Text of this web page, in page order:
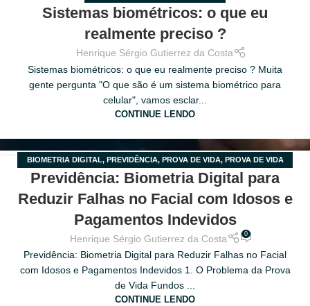
Sistemas biométricos: o que eu
realmente preciso ?
Henrique Sérgio Gutierrez da Costa
Sistemas biométricos: o que eu realmente preciso ? Muita
gente pergunta "O que são é um sistema biométrico para
celular", vamos esclar...
CONTINUE LENDO
24 BIOMETRIA DIGITAL, PREVIDÊNCIA, PROVA DE VIDA, PROVA DE VIDA
PARA APOSENTADOS
Previdência: Biometria Digital para
Reduzir Falhas no Facial com Idosos e
Pagamentos Indevidos
Henrique Sérgio Gutierrez da Costa 0
Previdência: Biometria Digital para Reduzir Falhas no Facial
com Idosos e Pagamentos Indevidos 1. O Problema da Prova
de Vida Fundos ...
CONTINUE LENDO